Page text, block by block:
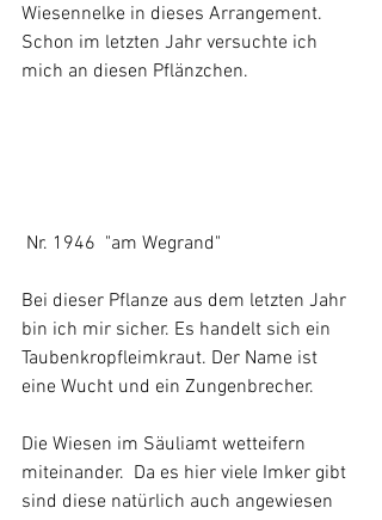
Wiesennelke in dieses Arrangement.
Schon im letzten Jahr versuchte ich
mich an diesen Pflänzchen.
Nr. 1946  "am Wegrand"
Bei dieser Pflanze aus dem letzten Jahr
bin ich mir sicher. Es handelt sich ein
Taubenkropfleimkraut. Der Name ist
eine Wucht und ein Zungenbrecher.
Die Wiesen im Säuliamt wetteifern
miteinander.  Da es hier viele Imker gibt
sind diese natürlich auch angewiesen